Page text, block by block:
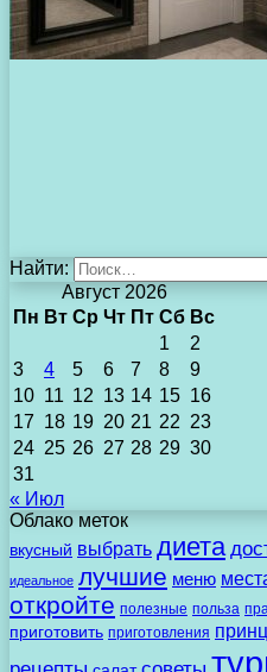
Найти:
Август 2026
Пн Вт Ср Чт Пт Сб Вс
1
2
3
4 5 6 7 8
9
10 11 12 13 14 15 16
17 18 19 20 21 22 23
24 25 26 27 28 29 30
31
« Июл
Облако меток
вкусный выбрать диета
идеальное лучшие меню
откройте полезные польза
приготовить приготовления